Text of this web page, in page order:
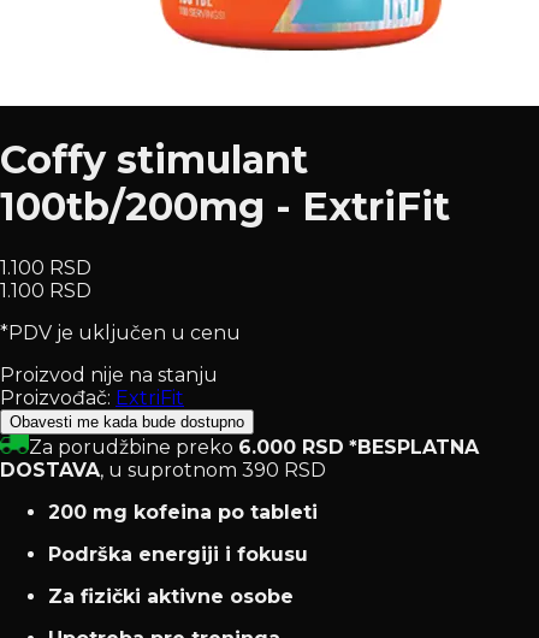
Coffy stimulant
100tb/200mg - ExtriFit
1.100 RSD
1.100 RSD
*PDV je uključen u cenu
Proizvod nije na stanju
Proizvođač: ExtriFit
Obavesti me kada bude dostupno
Za porudžbine preko 6.000 RSD *BESPLATNA
DOSTAVA, u suprotnom 390 RSD
200 mg kofeina po tableti
Podrška energiji i fokusu
Za fizički aktivne osobe